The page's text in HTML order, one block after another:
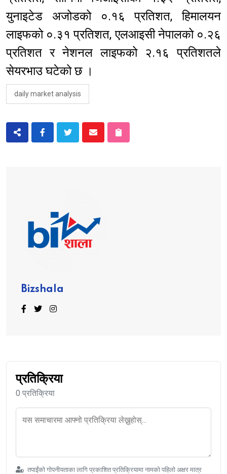
युनाइटेड अजोडको ०.१६ प्रतिशत, हिमालयन
लाइफको ०.३१ प्रतिशत, एलआइसी नेपालको ०.२६
प्रतिशत र नेशनल लाइफको २.१६ प्रतिशतले
सेयरभाउ घटेको छ ।
daily market analysis
Bizshala
प्रतिक्रिया
0 प्रतिक्रिया
तपाईंको गोपनीयताका लागि प्रकाशित प्रतिक्रियामा नामको पहिलो अक्षर मात्र